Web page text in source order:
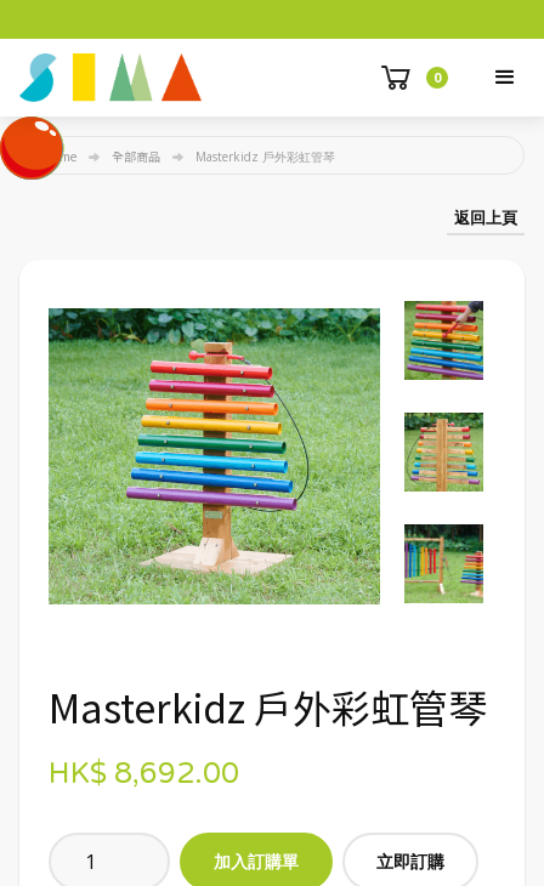
0
Home 全部商品 Masterkidz 戶外彩虹管琴
返回上頁
Masterkidz 戶外彩虹管琴
HK$ 8,692.00
立即訂購